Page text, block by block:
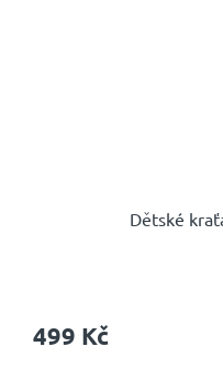
Dětské
499 Kč